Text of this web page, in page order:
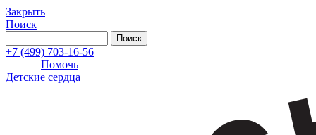
Закрыть
Поиск
+7 (499) 703-16-56
Помочь
Детские сердца